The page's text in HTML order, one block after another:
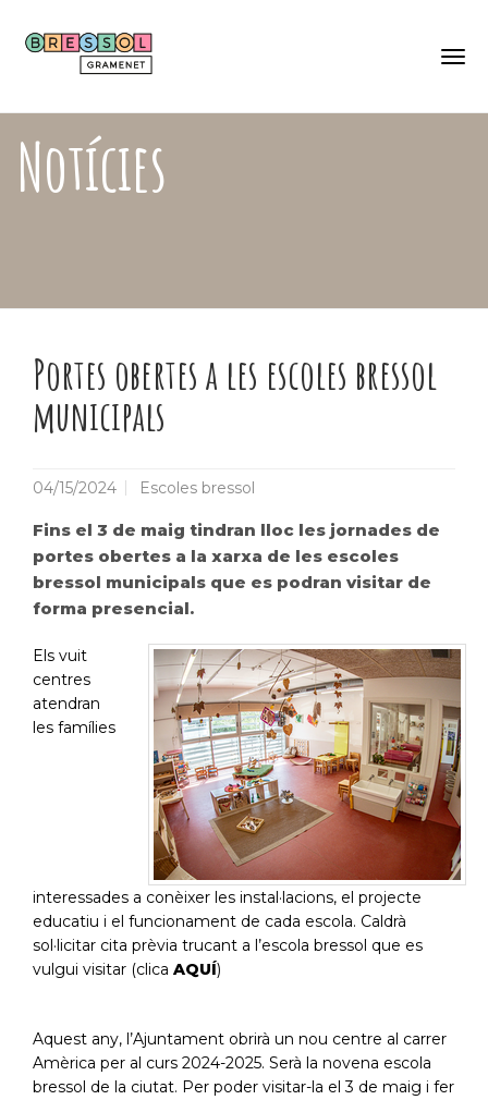
main
Notícies
Portes obertes a les escoles bressol
municipals
04/15/2024 Escoles bressol
Fins el 3 de maig tindran lloc les jornades de
portes obertes a la xarxa de les escoles
bressol municipals que es podran visitar de
forma presencial.
Els vuit
centres
atendran
les famílies
interessades a conèixer les instal·lacions, el projecte
educatiu i el funcionament de cada escola. Caldrà
sol·licitar cita prèvia trucant a l’escola bressol que es
vulgui visitar (clica AQUÍ)
Aquest any, l’Ajuntament obrirà un nou centre al carrer
Amèrica per al curs 2024-2025. Serà la novena escola
bressol de la ciutat. Per poder visitar-la el 3 de maig i fer